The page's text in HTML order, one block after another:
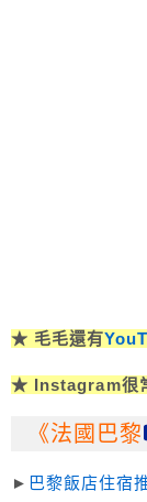
★ 毛毛還有
★ Instagram很
《法國巴黎
► 巴黎飯店住宿